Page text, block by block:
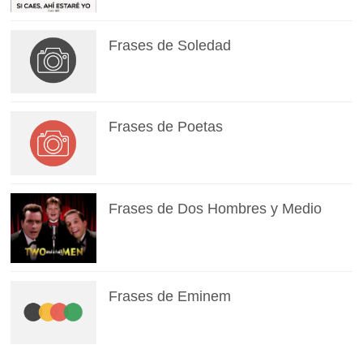
Frases de Soledad
Frases de Poetas
Frases de Dos Hombres y Medio
Frases de Eminem